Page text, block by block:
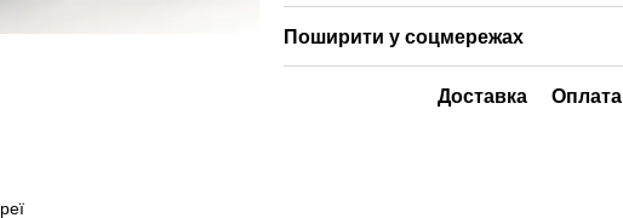
Поширити у соцмережах
Доставка Оплата